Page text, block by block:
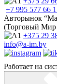
+7 995 577 66
Авторынок
(Торговый Мир
+375 29
info@a-im.by
Работает на